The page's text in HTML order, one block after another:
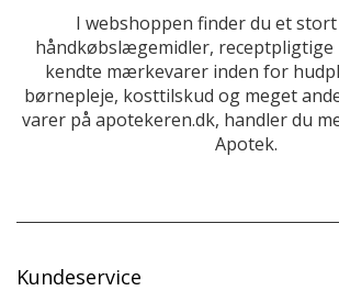
I webshoppen finder du et
håndkøbslægemidler,
kendte mærkevarer inden for
børnepleje, kosttilskud og meget
varer på apotekeren.dk, handler du
Apotek.
Kundeservice